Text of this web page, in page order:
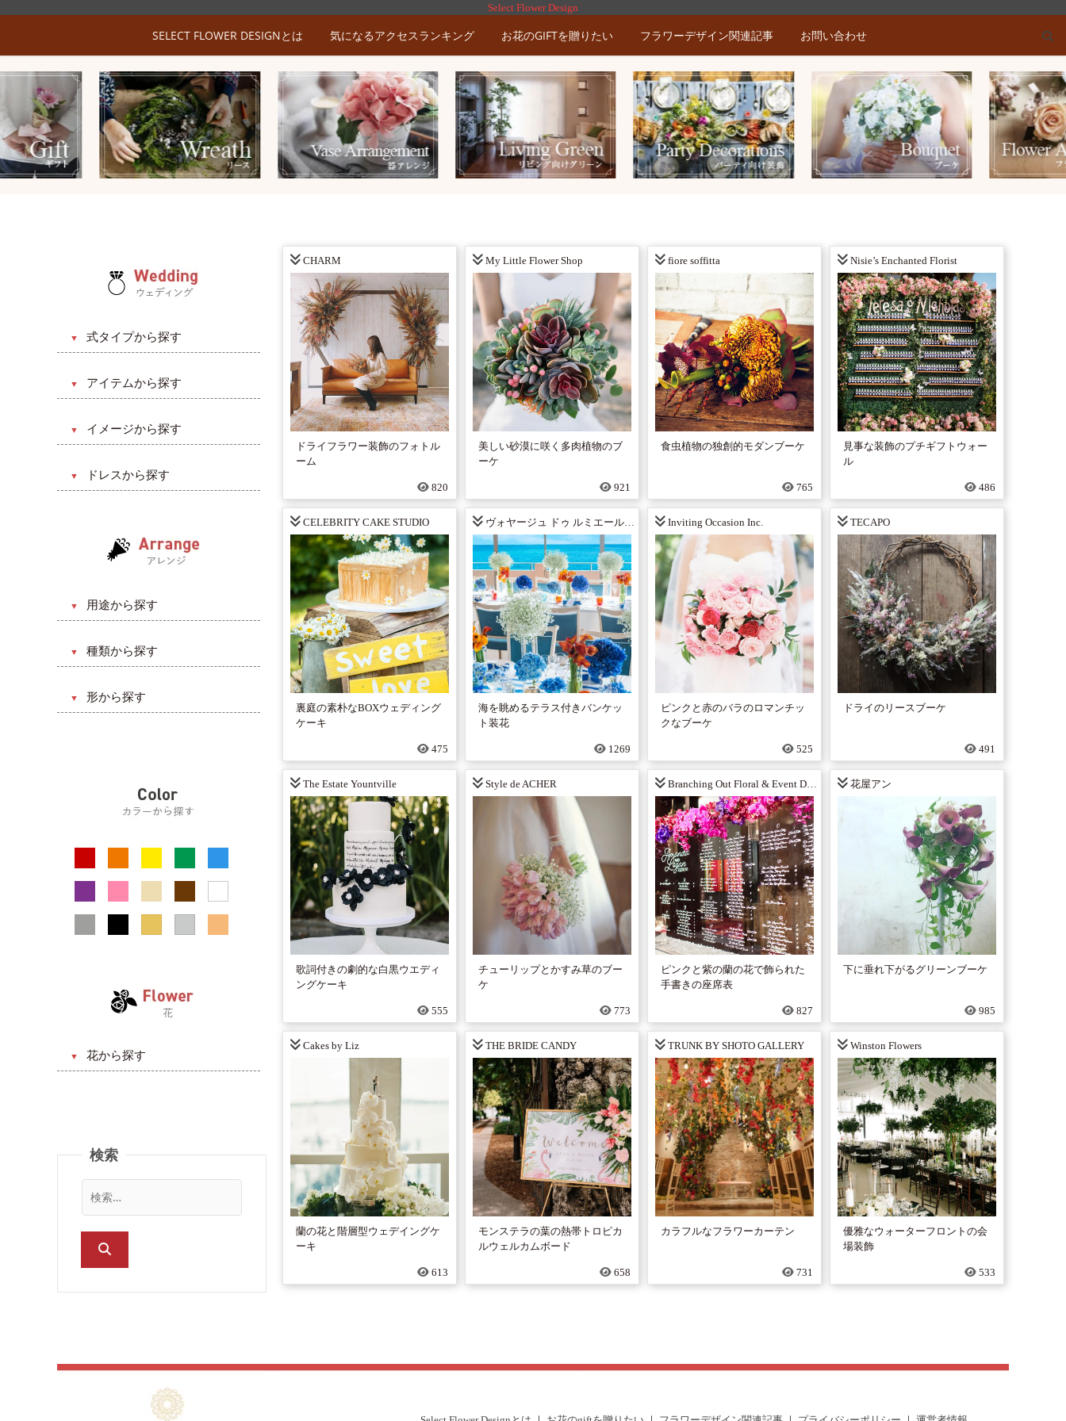
Select Flower Design
SELECT FLOWER DESIGNとは 気になるアクセスランキング お花のGIFTを贈りたい フラワーデザイン関連記事 お問い合わせ
CHARM
ドライフラワー装飾のフォトル
ーム
820
My Little Flower Shop
美しい砂漠に咲く多肉植物のブ
ーケ
921
fiore soffitta
食虫植物の独創的モダンブーケ
765
Nisie’s Enchanted Florist
見事な装飾のプチギフトウォー
ル
486
CELEBRITY CAKE STUDIO
裏庭の素朴なBOXウェディング
ケーキ
475
ヴォヤージュ ドゥ ルミエール 北谷リゾート
海を眺めるテラス付きバンケッ
ト装花
1269
Inviting Occasion Inc.
ピンクと赤のバラのロマンチッ
クなブーケ
525
TECAPO
ドライのリースブーケ
491
The Estate Yountville
歌詞付きの劇的な白黒ウエディ
ングケーキ
555
Style de ACHER
チューリップとかすみ草のブー
ケ
773
Branching Out Floral & Event Design
ピンクと紫の蘭の花で飾られた
手書きの座席表
827
花屋アン
下に垂れ下がるグリーンブーケ
985
Cakes by Liz
蘭の花と階層型ウェデイングケ
ーキ
613
THE BRIDE CANDY
モンステラの葉の熱帯トロピカ
ルウェルカムボード
658
TRUNK BY SHOTO GALLERY
カラフルなフラワーカーテン
731
Winston Flowers
優雅なウォーターフロントの会
場装飾
533
式タイプから探す
洋風
挙式のみ
ガーデン
レストラン
二次会（パーティ）
ナイト
ホテル
アイテムから探す
ヘアード
会場装飾（会食）
リストレット
イメージから探す
クリスマス・バレンタイン系
ゴージャス系
クラシカル系
ディズニー系
モダン系
ドレスから探す
マーメイドライン
スレンダーライン
セパレート
ベルライン
用途から探す
結婚・出産祝い
開店・開設・移転
引っ越し・新築祝い
種類から探す
造花（アーティフィシャル）
形から探す
壁掛け
花から探す
ユリ
ヒマワリ
マム（菊）
検索